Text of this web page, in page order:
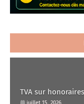
TVA sur
juillet 15, 2026